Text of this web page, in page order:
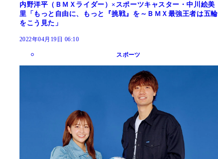
内野洋平（ＢＭＸライダー）×スポーツキャスター・中川絵美
里「もっと自由に、もっと『挑戦』を～ＢＭＸ最強王者は五輪
をこう見た」
2022年04月19日 06:10
スポーツ